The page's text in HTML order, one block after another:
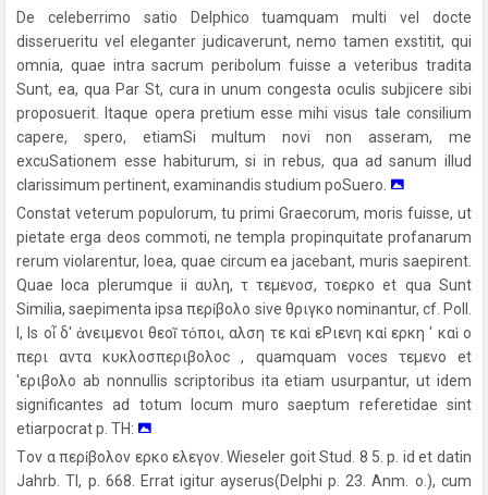
De celeberrimo satio Delphico tuamquam multi vel docte
disserueritu vel eleganter judicaverunt, nemo tamen exstitit, qui
omnia, quae intra sacrum peribolum fuisse a veteribus tradita
Sunt, ea, qua Par St, cura in unum congesta oculis subjicere sibi
proposuerit. Itaque opera pretium esse mihi visus tale consilium
capere, spero, etiamSi multum novi non asseram, me
excuSationem esse habiturum, si in rebus, qua ad sanum illud
clarissimum pertinent, examinandis studium poSuero.
Constat veterum populorum, tu primi Graecorum, moris fuisse, ut
pietate erga deos commoti, ne templa propinquitate profanarum
rerum violarentur, loea, quae circum ea jacebant, muris saepirent.
Quae loca plerumque ii αυλη, τ τεμενοσ, τοερκο et qua Sunt
Similia, saepimenta ipsa περίβολο sive θριγκο nominantur, cf. Poll.
I, Is οἷ δ' ἀνειμενοι θεοῖ τόποι, αλση τε καὶ εPιενη καί ερκη ' καὶ ο
περι αντα κυκλοσπεριβολoc , quamquam voces τεμενο et
'εριβολο ab nonnullis scriptoribus ita etiam usurpantur, ut idem
significantes ad totum locum muro saeptum referetidae sint
etiarpocrat p. TH:
Tον α περίβολον ερκο ελεγον. Wieseler goit Stud. 8 5. p. id et datin
Jahrb. TI, p. 668. Errat igitur ayserus(Delphi p. 23. Anm. o.), cum